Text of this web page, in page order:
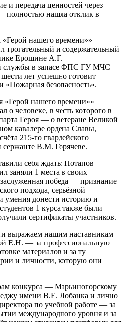
и передача ценностей через
полностью нашла отклик в
нашего времени»»
трогательный и содержательный
Ерошине А.Г. —
службы в запасе ФПС ГУ МЧС
лет успешно готовит
«Пожарная безопасность».
нашего времени»»
о человеке, в честь которого в
Героя — о ветеране Великой
кавалере ордена Славы,
215-го гвардейского
сержанте В.М. Горячеве.
себя ждать: Потапов
заняли 1 места в своих
победа — признание
подхода, серьёзной
умения донести историю и
1 курса также были
сертификаты участников.
выражаем нашим наставникам
Е.Н. — за профессиональную
материалов и за ту
и личности, которую они
конкурса — Марьиногорскому
имени В.Е. Лобанка и лично
по учебной работе — за
международного уровня и за